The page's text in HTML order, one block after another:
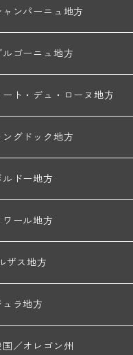
ンパーニュ地方
ド・ランス
ディエ
ラン
ュネ
ゴーニュ地方
ィニィ(シャブリ)
アス(トネロワ)
ュイ地区
(ジュヴレ・シャンベルタン)
ール・エ・フィス(ジュヴレ・シ
ーヌ地区
・ジャニアール(ペルナン・ヴェ
ェルヴィル(ヴォルネー)
ネーズ地区
・デュ・クーショワ)
ーヌ(ブーズロン)
(シャントレ)
ヤール(ジュリエナ)
ト・デュ・ローヌ地方
ャーヴ(エルミタージュ)
シャーヴ・セレクション(エルミ
ジョン(シャトーヌフ・デュ・
ヤ(シャトーヌフ・デュ・パプ)
グドック地方
ラングドック地区
ァルフローネ)
イ・ド・レロー
ガサック
ドー地方
ー・メール地区
トリーユ
タンプル
ール地方
地区
ン(ムスカデ)
ェルネ地区
ノー(プイィ・フュメ)
区
ザス地方
マンラ地方
／オレゴン州